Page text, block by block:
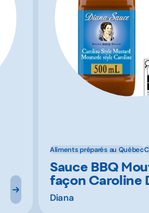
Aliments préparés au Québec
Sauce BBQ
façon Caroline
Diana